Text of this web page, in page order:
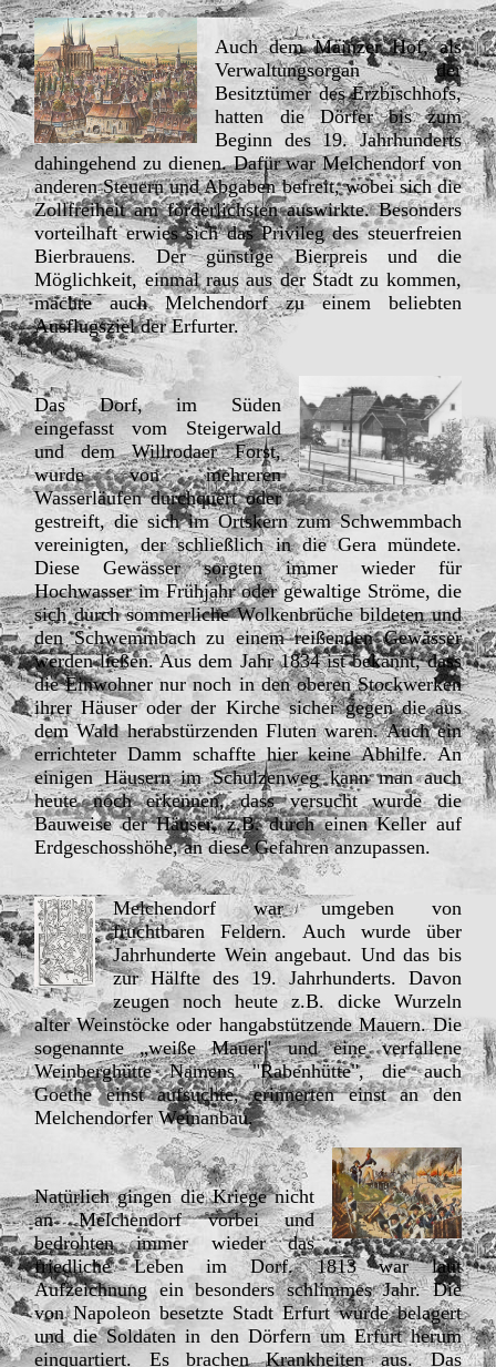
Auch dem Mainzer Hof, als
Verwaltungsorgan der
Besitztümer des Erzbischhofs,
hatten die Dörfer bis zum
Beginn des 19. Jahrhunderts
dahingehend zu dienen. Dafür war Melchendorf von
anderen Steuern und Abgaben befreit, wobei sich die
Zollfreiheit am förderlichsten auswirkte. Besonders
vorteilhaft erwies sich das Privileg des steuerfreien
Bierbrauens. Der günstige Bierpreis und die
Möglichkeit, einmal raus aus der Stadt zu kommen,
machte auch Melchendorf zu einem beliebten
Ausflugsziel der Erfurter.
Das Dorf, im Süden
eingefasst vom Steigerwald
und dem Willrodaer Forst,
wurde von mehreren
Wasserläufen durchquert oder
gestreift, die sich im Ortskern zum Schwemmbach
vereinigten, der schließlich in die Gera mündete.
Diese Gewässer sorgten immer wieder für
Hochwasser im Frühjahr oder gewaltige Ströme, die
sich durch sommerliche Wolkenbrüche bildeten und
den Schwemmbach zu einem reißenden Gewässer
werden ließen. Aus dem Jahr 1834 ist bekannt, dass
die Einwohner nur noch in den oberen Stockwerken
ihrer Häuser oder der Kirche sicher gegen die aus
dem Wald herabstürzenden Fluten waren. Auch ein
errichteter Damm schaffte hier keine Abhilfe. An
einigen Häusern im Schulzenweg kann man auch
heute noch erkennen, dass versucht wurde die
Bauweise der Häuser, z.B. durch einen Keller auf
Erdgeschosshöhe, an diese Gefahren anzupassen.
Melchendorf war umgeben von
fruchtbaren Feldern. Auch wurde über
Jahrhunderte Wein angebaut. Und das bis
zur Hälfte des 19. Jahrhunderts. Davon
zeugen noch heute z.B. dicke Wurzeln
alter Weinstöcke oder hangabstützende Mauern. Die
sogenannte „weiße Mauer" und eine verfallene
Weinberghütte Namens "Rabenhütte", die auch
Goethe einst aufsuchte, erinnerten einst an den
Melchendorfer Weinanbau.
Natürlich gingen die Kriege nicht
an Melchendorf vorbei und
bedrohten immer wieder das
friedliche Leben im Dorf. 1813 war laut
Aufzeichnung ein besonders schlimmes Jahr. Die
von Napoleon besetzte Stadt Erfurt wurde belagert
und die Soldaten in den Dörfern um Erfurt herum
einquartiert. Es brachen Krankheiten aus. Das